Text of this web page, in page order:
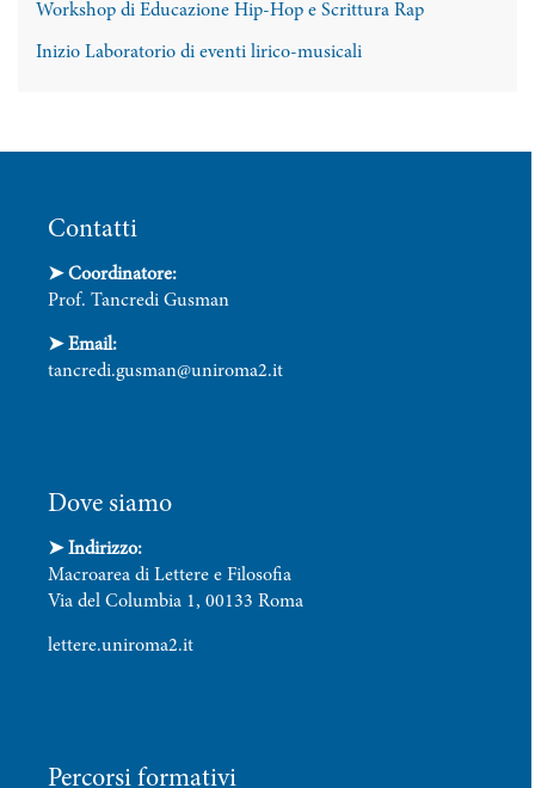
Workshop di Educazione Hip-Hop e Scrittura Rap
Inizio Laboratorio di eventi lirico-musicali
Contatti
➤ Coordinatore:
Prof. Tancredi Gusman
➤Email:
tancredi.gusman@uniroma2.it
Dove siamo
➤ Indirizzo:
Macroarea di Lettere e Filosofia
Via del Columbia 1, 00133 Roma
lettere.uniroma2.it
Percorsi formativi